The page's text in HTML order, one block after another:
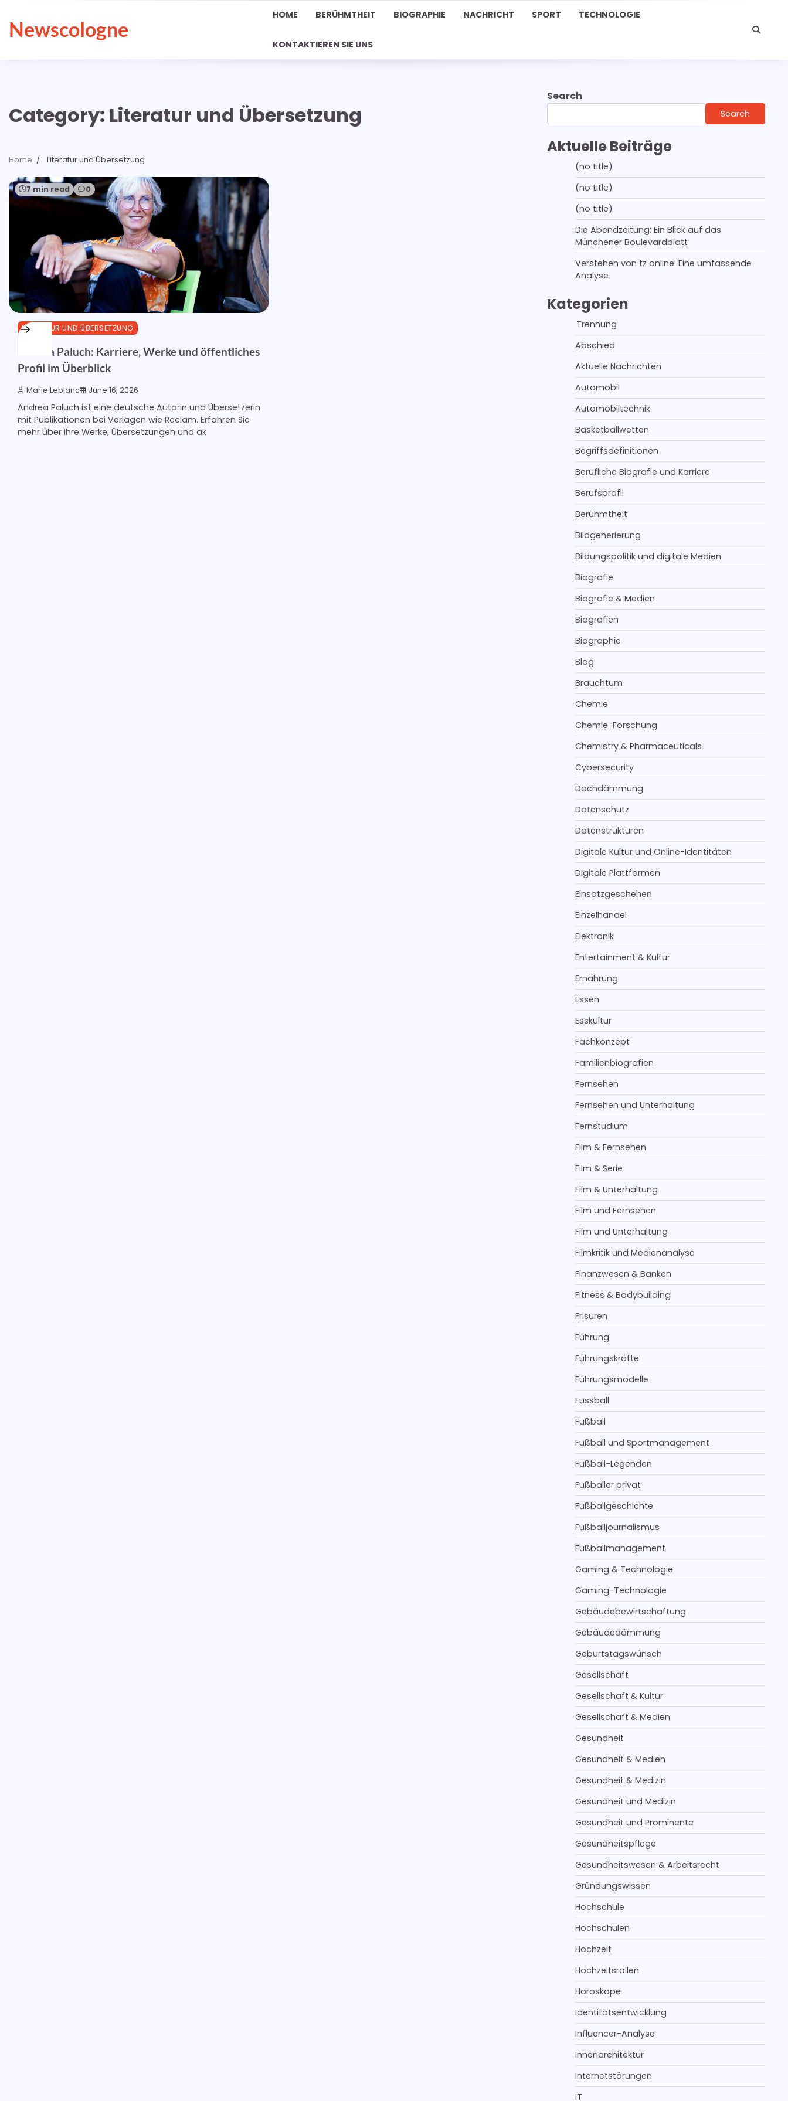
content
Newscologne
HOME BERÜHMTHEIT BIOGRAPHIE NACHRICHT SPORT TECHNOLOGIE
KONTAKTIEREN SIE UNS
Category: Literatur und Übersetzung
Home Literatur und Übersetzung
7 min read 0
LITERATUR UND ÜBERSETZUNG
Andrea Paluch: Karriere, Werke und öffentliches
Profil im Überblick
Marie Leblanc June 16, 2026
Andrea Paluch ist eine deutsche Autorin und Übersetzerin
mit Publikationen bei Verlagen wie Reclam. Erfahren Sie
mehr über ihre Werke, Übersetzungen und ak
Search
Search
Aktuelle Beiträge
(no title)
(no title)
(no title)
Die Abendzeitung: Ein Blick auf das
Münchener Boulevardblatt
Verstehen von tz online: Eine umfassende
Analyse
Kategorien
Trennung
Abschied
Aktuelle Nachrichten
Automobil
Automobiltechnik
Basketballwetten
Begriffsdefinitionen
Berufliche Biografie und Karriere
Berufsprofil
Berühmtheit
Bildgenerierung
Bildungspolitik und digitale Medien
Biografie
Biografie & Medien
Biografien
Biographie
Blog
Brauchtum
Chemie
Chemie-Forschung
Chemistry & Pharmaceuticals
Cybersecurity
Dachdämmung
Datenschutz
Datenstrukturen
Digitale Kultur und Online-Identitäten
Digitale Plattformen
Einsatzgeschehen
Einzelhandel
Elektronik
Entertainment & Kultur
Ernährung
Essen
Esskultur
Fachkonzept
Familienbiografien
Fernsehen
Fernsehen und Unterhaltung
Fernstudium
Film & Fernsehen
Film & Serie
Film & Unterhaltung
Film und Fernsehen
Film und Unterhaltung
Filmkritik und Medienanalyse
Finanzwesen & Banken
Fitness & Bodybuilding
Frisuren
Führung
Führungskräfte
Führungsmodelle
Fussball
Fußball
Fußball und Sportmanagement
Fußball-Legenden
Fußballer privat
Fußballgeschichte
Fußballjournalismus
Fußballmanagement
Gaming & Technologie
Gaming-Technologie
Gebäudebewirtschaftung
Gebäudedämmung
Geburtstagswünsch
Gesellschaft
Gesellschaft & Kultur
Gesellschaft & Medien
Gesundheit
Gesundheit & Medien
Gesundheit & Medizin
Gesundheit und Medizin
Gesundheit und Prominente
Gesundheitspflege
Gesundheitswesen & Arbeitsrecht
Gründungswissen
Hochschule
Hochschulen
Hochzeit
Hochzeitsrollen
Horoskope
Identitätsentwicklung
Influencer-Analyse
Innenarchitektur
Internetstörungen
IT